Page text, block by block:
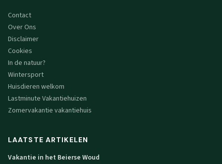
Contact
Over Ons
Disclaimer
Cookies
In de natuur?
Wintersport
Huisdieren welkom
Lastminute Vakantiehuizen
Zomervakantie vakantiehuis
LAATSTE ARTIKELEN
Vakantie in het Beierse Woud